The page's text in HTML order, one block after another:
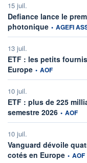
15 juil.
Defiance lance le
photonique information
• AGEFI
13 juil.
ETF : les petits
Europe information fournie
• AOF
10 juil.
ETF : plus de 225
semestre 2026 • AOF
10 juil.
Vanguard dévoile
cotés en Europe • AOF